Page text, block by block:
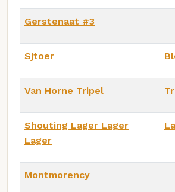
Gerstenaat #3
Sjtoer
Van Horne Tripel
Shouting Lager Lager
Lager
Montmorency